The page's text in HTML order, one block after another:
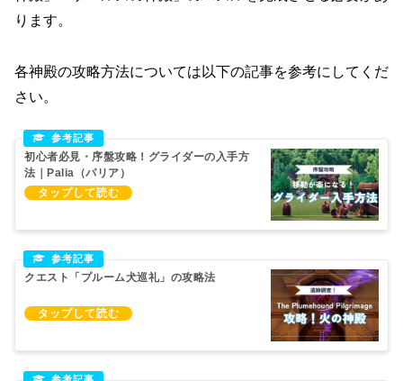
ります。
各神殿の攻略方法については以下の記事を参考にしてくだ
さい。
初心者必見・序盤攻略！グライダーの入手方
法｜Palia（パリア）
クエスト「プルーム犬巡礼」の攻略法